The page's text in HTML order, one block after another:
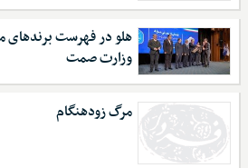
هلو در فهرست برندهای
وزارت صمت
مرگ زودهنگام